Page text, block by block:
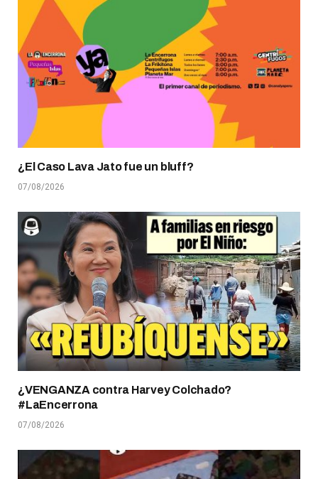
¿El Caso Lava Jato fue un bluff?
07/08/2026
¿VENGANZA contra Harvey Colchado?
#LaEncerrona
07/08/2026